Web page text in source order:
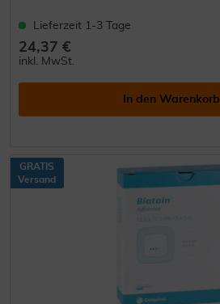
Lieferzeit 1-3 Tage
24,37 €
inkl. MwSt.
In den Warenkorb
GRATIS
Versand